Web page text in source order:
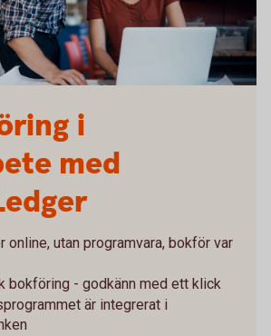
i
med
online, utan programvara, bokför var
bokföring - godkänn med ett klick
är integrerat i